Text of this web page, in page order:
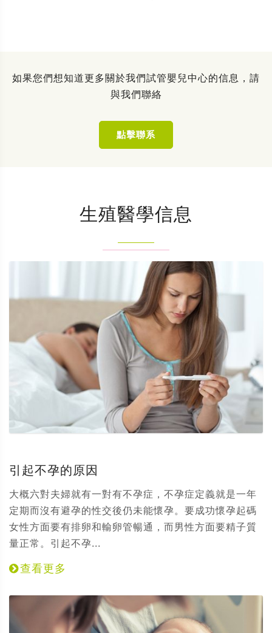
如果您們想知道更多關於我們試管嬰兒中心的信息，請
與我們聯絡
點擊聯系
生殖醫學信息
引起不孕的原因
大概六對夫婦就有一對有不孕症，不孕症定義就是一年
定期而沒有避孕的性交後仍未能懷孕。要成功懷孕起碼
女性方面要有排卵和輸卵管暢通，而男性方面要精子質
量正常。引起不孕...
查看更多